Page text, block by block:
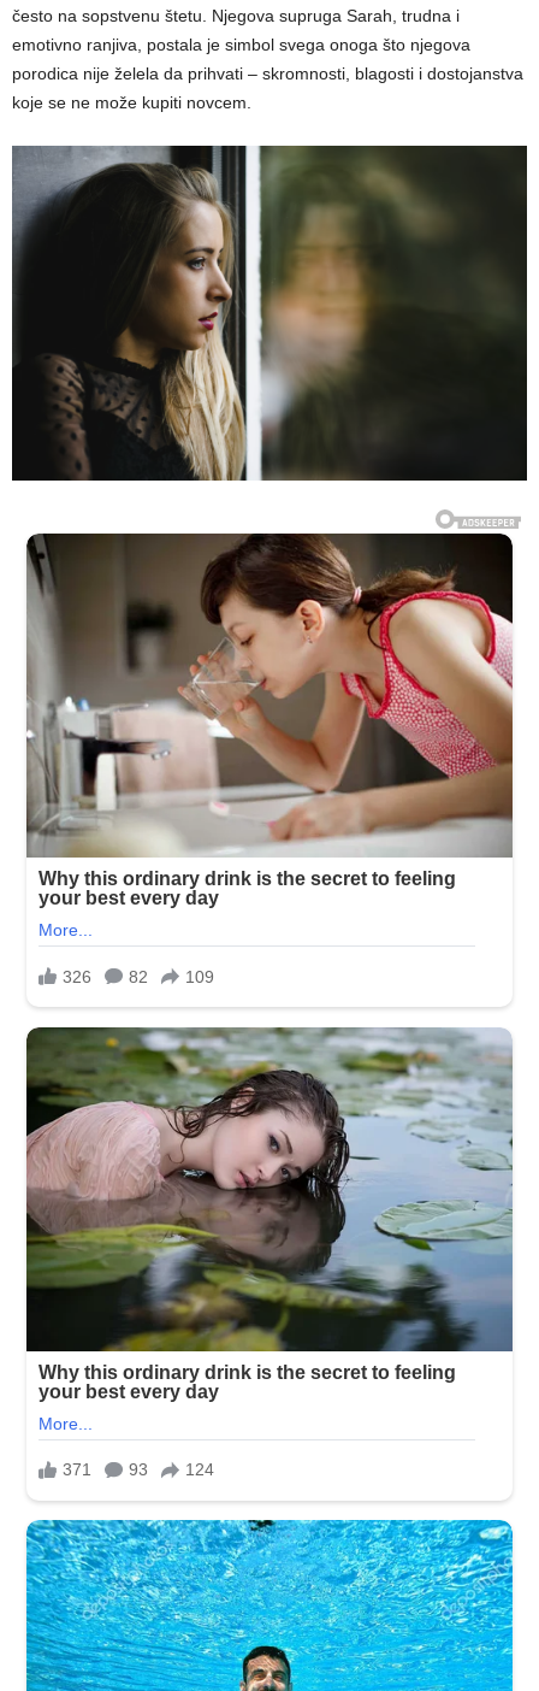
često na sopstvenu štetu. Njegova supruga Sarah, trudna i
emotivno ranjiva, postala je simbol svega onoga što njegova
porodica nije želela da prihvati – skromnosti, blagosti i dostojanstva
koje se ne može kupiti novcem.